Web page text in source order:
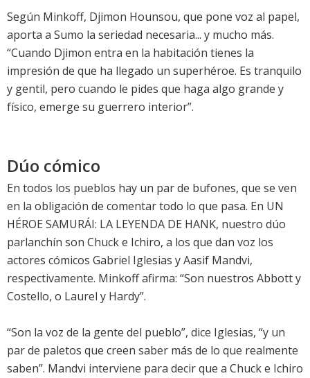
Según Minkoff, Djimon Hounsou, que pone voz al papel,
aporta a Sumo la seriedad necesaria... y mucho más.
“Cuando Djimon entra en la habitación tienes la
impresión de que ha llegado un superhéroe. Es tranquilo
y gentil, pero cuando le pides que haga algo grande y
físico, emerge su guerrero interior”.
Dúo cómico
En todos los pueblos hay un par de bufones, que se ven
en la obligación de comentar todo lo que pasa. En UN
HÉROE SAMURÁI: LA LEYENDA DE HANK, nuestro dúo
parlanchín son Chuck e Ichiro, a los que dan voz los
actores cómicos Gabriel Iglesias y Aasif Mandvi,
respectivamente. Minkoff afirma: “Son nuestros Abbott y
Costello, o Laurel y Hardy”.
“Son la voz de la gente del pueblo”, dice Iglesias, “y un
par de paletos que creen saber más de lo que realmente
saben”. Mandvi interviene para decir que a Chuck e Ichiro